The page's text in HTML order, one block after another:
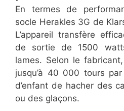
En termes de
socle Herakles 3G de
L’appareil transfère
de sortie de 1500
lames. Selon le
jusqu’à 40 000 tours
d’enfant de hacher des
ou des glaçons.